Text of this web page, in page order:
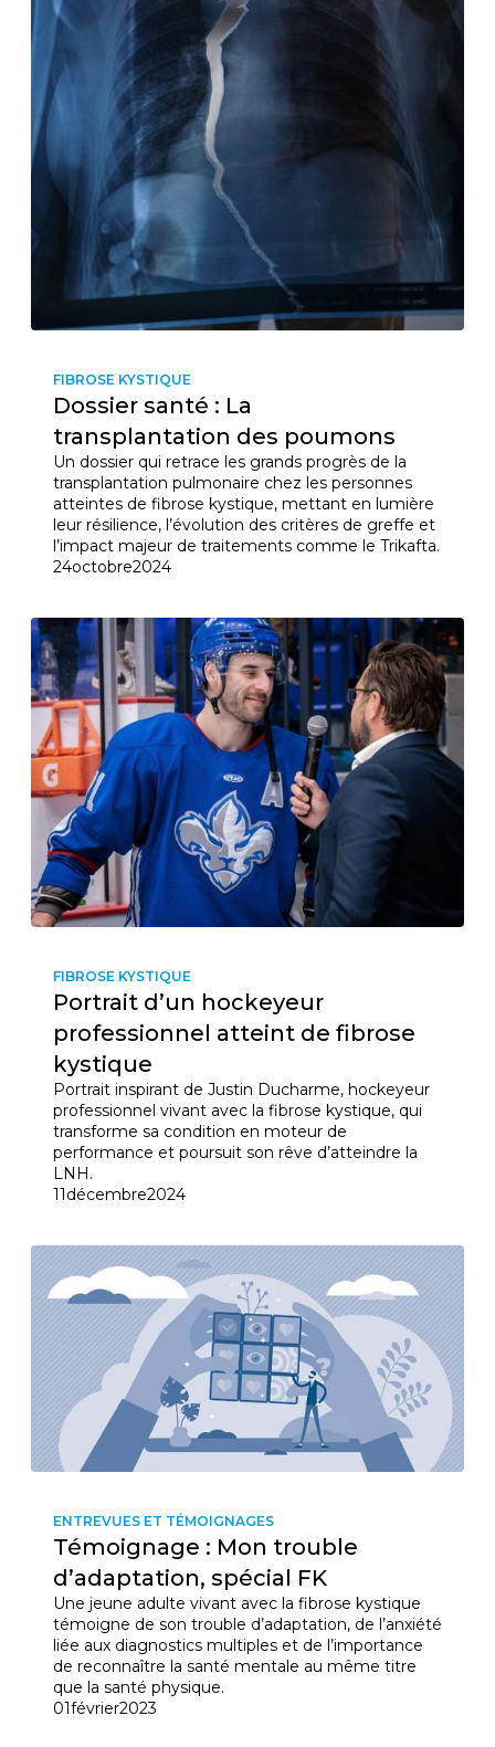
FIBROSE KYSTIQUE
Dossier santé : La
transplantation des poumons
Un dossier qui retrace les grands progrès de la
transplantation pulmonaire chez les personnes
atteintes de fibrose kystique, mettant en lumière
leur résilience, l’évolution des critères de greffe et
l’impact majeur de traitements comme le Trikafta.
24octobre2024
FIBROSE KYSTIQUE
Portrait d’un hockeyeur
professionnel atteint de fibrose
kystique
Portrait inspirant de Justin Ducharme, hockeyeur
professionnel vivant avec la fibrose kystique, qui
transforme sa condition en moteur de
performance et poursuit son rêve d’atteindre la
LNH.
11décembre2024
ENTREVUES ET TÉMOIGNAGES
Témoignage : Mon trouble
d’adaptation, spécial FK
Une jeune adulte vivant avec la fibrose kystique
témoigne de son trouble d’adaptation, de l’anxiété
liée aux diagnostics multiples et de l’importance
de reconnaître la santé mentale au même titre
que la santé physique.
01février2023